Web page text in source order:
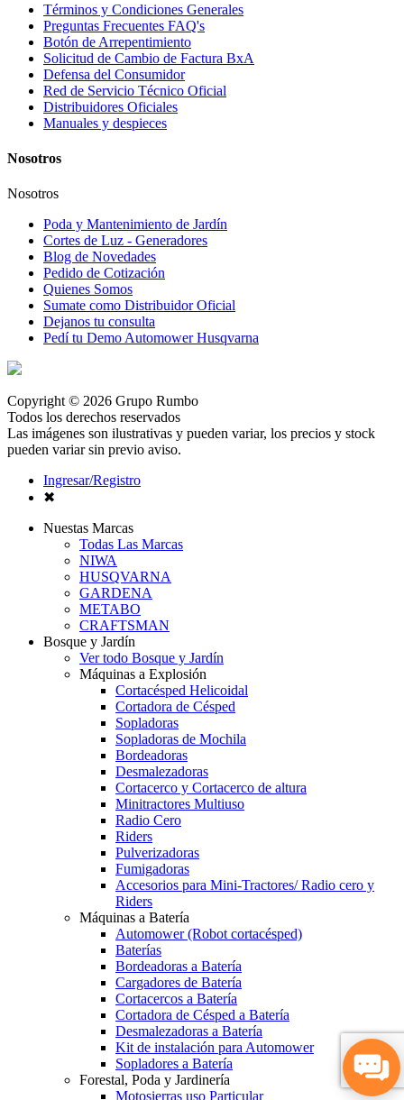
Términos y Condiciones Generales
Preguntas Frecuentes FAQ's
Botón de Arrepentimiento
Solicitud de Cambio de Factura BxA
Defensa del Consumidor
Red de Servicio Técnico Oficial
Distribuidores Oficiales
Manuales y despieces
Nosotros
Nosotros
Poda y Mantenimiento de Jardín
Cortes de Luz - Generadores
Blog de Novedades
Pedido de Cotización
Quienes Somos
Sumate como Distribuidor Oficial
Dejanos tu consulta
Pedí tu Demo Automower Husqvarna
Copyright © 2026 Grupo Rumbo
Todos los derechos reservados
Las imágenes son ilustrativas y pueden variar, los precios y stock
pueden variar sin previo aviso.
Ingresar/Registro
✖
Nuestas Marcas
Todas Las Marcas
NIWA
HUSQVARNA
GARDENA
METABO
CRAFTSMAN
Bosque y Jardín
Ver todo Bosque y Jardín
Máquinas a Explosión
Cortacésped Helicoidal
Cortadora de Césped
Sopladoras
Sopladoras de Mochila
Bordeadoras
Desmalezadoras
Cortacerco y Cortacerco de altura
Minitractores Multiuso
Radio Cero
Riders
Pulverizadoras
Fumigadoras
Accesorios para Mini-Tractores/ Radio cero y
Riders
Máquinas a Batería
Automower (Robot cortacésped)
Baterías
Bordeadoras a Batería
Cargadores de Batería
Cortacercos a Batería
Cortadora de Césped a Batería
Desmalezadoras a Batería
Kit de instalación para Automower
Sopladores a Batería
Forestal, Poda y Jardinería
Motosierras uso Particular